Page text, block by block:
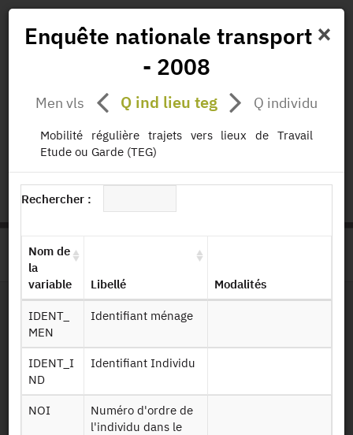
Missions
status.io EN
ACCUEIL > PAGE PRODUIT
Dessin de fichier
Présentation statistique
Identifiant persistant (DOI)
×
Enquête nationale transport
- 2008
Men vls Q ind lieu teg Q individu
Mobilité régulière trajets vers lieux de Travail
Etude ou Garde (TEG)
Rechercher :
Nom de
la
variable
Libellé Modalités
IDENT_
MEN
Identifiant ménage
IDENT_I
ND
Identifiant Individu
NOI
Numéro d'ordre de
l'individu dans le